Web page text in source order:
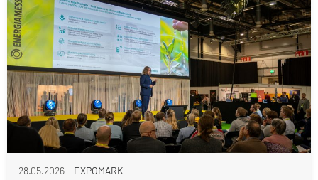
28.05.2026 EXPOMARK